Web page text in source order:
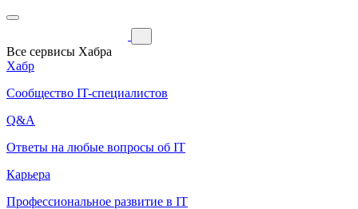
Все сервисы Хабра
Хабр
Сообщество IT-специалистов
Q&A
Ответы на любые вопросы об IT
Карьера
Профессиональное развитие в IT